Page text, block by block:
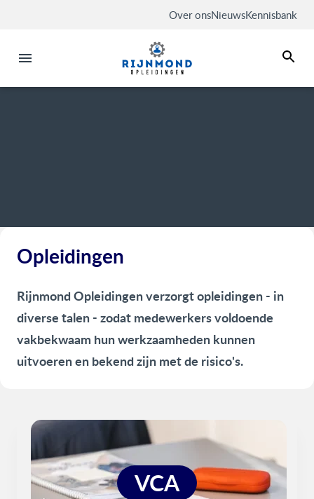
Over onsNieuwsKennisbank
Opleidingen
Rijnmond Opleidingen verzorgt opleidingen - in
diverse talen - zodat medewerkers voldoende
vakbekwaam hun werkzaamheden kunnen
uitvoeren en bekend zijn met de risico's.
VCA